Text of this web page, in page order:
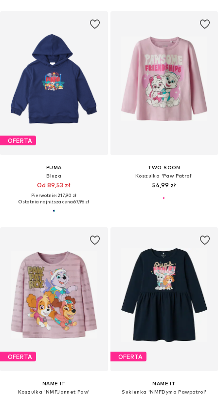
OFERTA
PUMA
Bluza
Od 89,53 zł
Pierwotnie: 217,90 zł
Ostatnia najniższa cena:67,96 zł
TWO SOON
Koszulka 'Paw Patrol'
54,99 zł
OFERTA
NAME IT
Koszulka 'NMFJannet Paw'
OFERTA
NAME IT
Sukienka 'NMFDyma Pawpatrol'